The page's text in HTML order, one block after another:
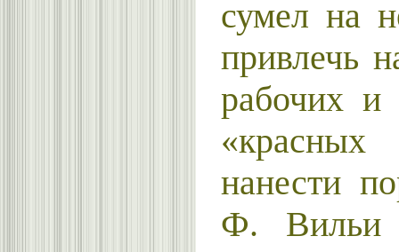
сумел на
привлечь
рабочих
нанести
Ф. Вильи